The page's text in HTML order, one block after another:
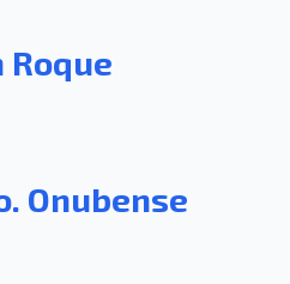
Roque
Onubense